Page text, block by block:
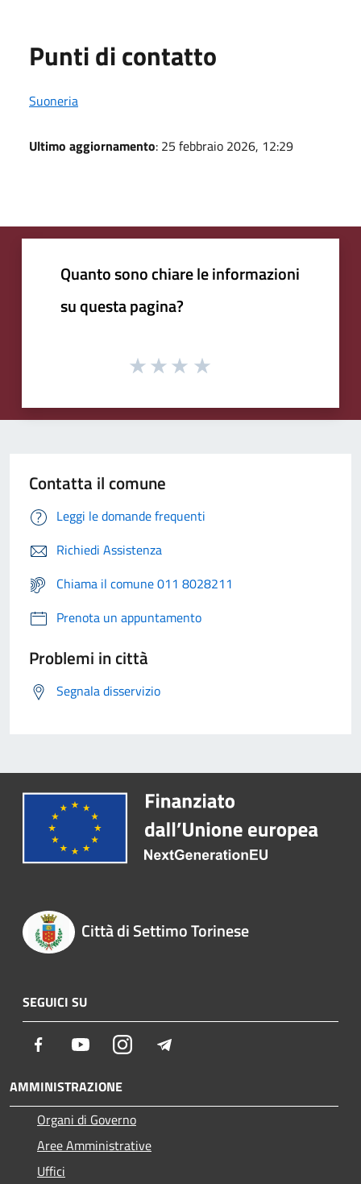
Punti di contatto
Suoneria
Ultimo aggiornamento: 25 febbraio 2026, 12:29
Quanto sono chiare le informazioni
su questa pagina?
Contatta il comune
Leggi le domande frequenti
Richiedi Assistenza
Chiama il comune 011 8028211
Prenota un appuntamento
Problemi in città
Segnala disservizio
Città di Settimo Torinese
SEGUICI SU
Facebook YoutubeInstagram
AMMINISTRAZIONE
Organi di Governo
Aree Amministrative
Uffici